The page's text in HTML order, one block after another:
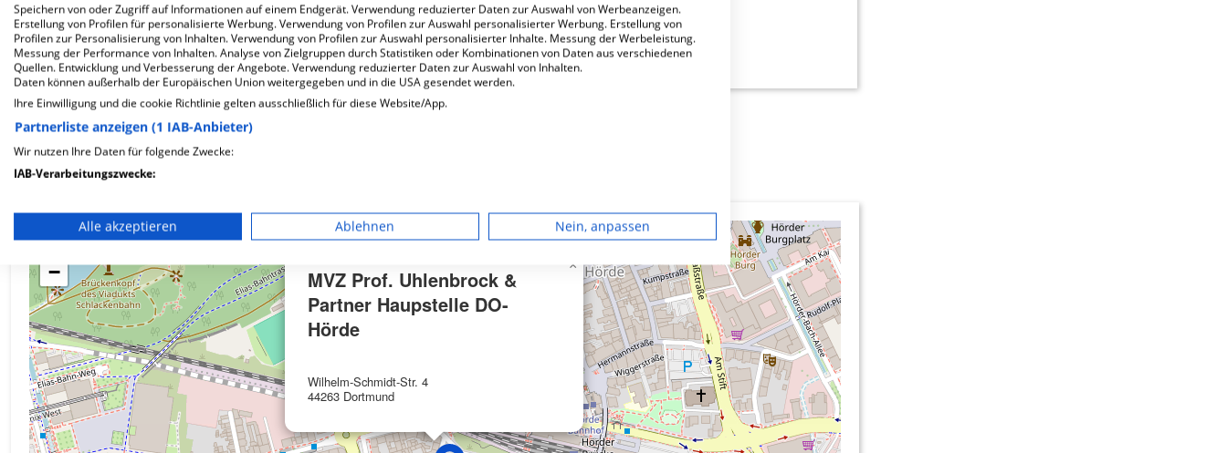
Wie ist die Telefonnummer von MVZ Prof. Uhlenbrock & Partner Haupstelle DO-Hörde?
Karte
MVZ Prof. Uhlenbrock &
Partner Haupstelle DO-
Hörde
Wilhelm-Schmidt-Str. 4
44263 Dortmund
×
+
−
Speichern von oder Zugriff auf Informationen auf einem Endgerät. Verwendung reduzierter Daten zur Auswahl von Werbeanzeigen.
Erstellung von Profilen für personalisierte Werbung. Verwendung von Profilen zur Auswahl personalisierter Werbung. Erstellung von
Profilen zur Personalisierung von Inhalten. Verwendung von Profilen zur Auswahl personalisierter Inhalte. Messung der Werbeleistung.
Messung der Performance von Inhalten. Analyse von Zielgruppen durch Statistiken oder Kombinationen von Daten aus verschiedenen
Quellen. Entwicklung und Verbesserung der Angebote. Verwendung reduzierter Daten zur Auswahl von Inhalten.
Daten können außerhalb der Europäischen Union weitergegeben und in die USA gesendet werden.
Ihre Einwilligung und die cookie Richtlinie gelten ausschließlich für diese Website/App.
Partnerliste anzeigen (1 IAB-Anbieter)
Wir nutzen Ihre Daten für folgende Zwecke:
IAB-Verarbeitungszwecke:
Verwendung reduzierter Daten zur Auswahl von Werbeanzeigen
Erstellung von Profilen für personalisierte Werbung
Verwendung von Profilen zur Auswahl personalisierter Werbung
Erstellung von Profilen zur Personalisierung von Inhalten
Verwendung von Profilen zur Auswahl personalisierter Inhalte
Messung der Werbeleistung
Alle akzeptieren Ablehnen Nein, anpassen